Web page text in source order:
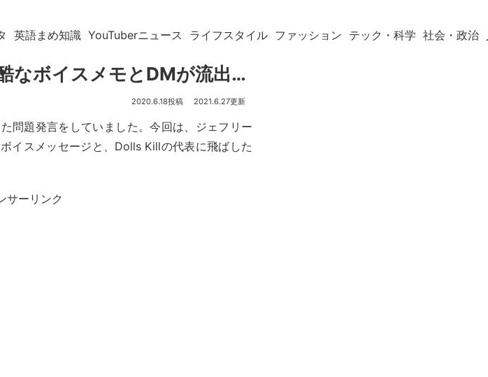
英語まめ知識 YouTuberニュース ライフスタイル ファッション テック・科学 社会・政治
なボイスメモとDMが流出…
2020.6.18 2021.6.27
問題発言をしていました。今回は、ジェフリー
イスメッセージと、Dolls Killの代表に飛ばした
サーリンク